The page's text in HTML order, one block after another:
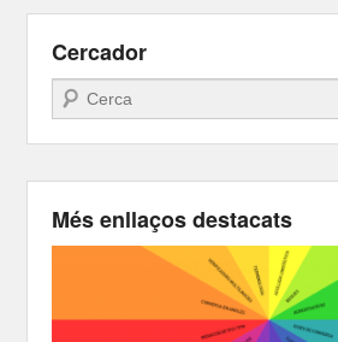
Cercador
Search
Més enllaços destacats